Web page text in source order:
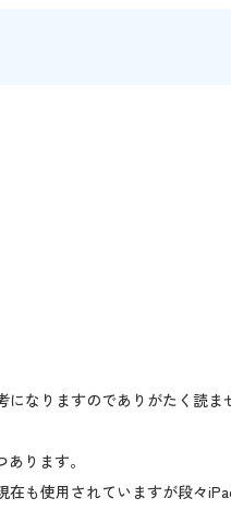
なりますのでありがたく読ま
ります。
も使用されていますが段々